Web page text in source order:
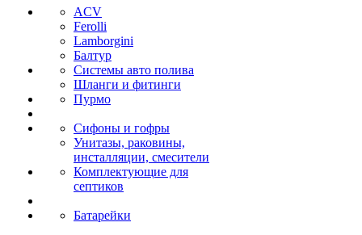
ACV
Ferolli
Lamborgini
Балтур
Системы авто полива
Шланги и фитинги
Пурмо
Сифоны и гофры
Унитазы, раковины,
инсталляции, смесители
Комплектующие для
септиков
Батарейки